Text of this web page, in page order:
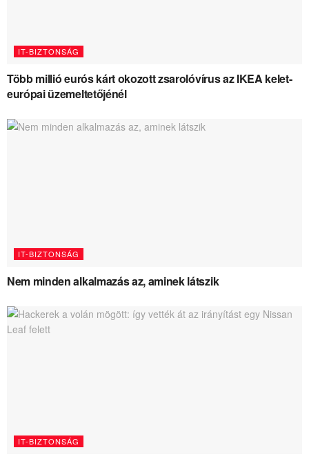
IT-BIZTONSÁG
Több millió eurós kárt okozott zsarolóvírus az IKEA kelet-
európai üzemeltetőjénél
IT-BIZTONSÁG
Nem minden alkalmazás az, aminek látszik
IT-BIZTONSÁG